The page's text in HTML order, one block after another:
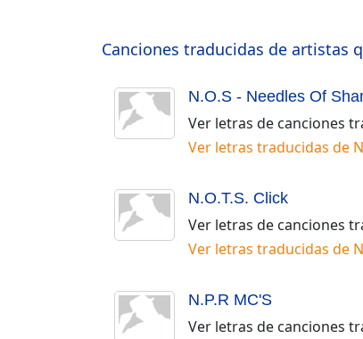
Canciones traducidas de artistas
N.O.S - Needles Of
Ver letras de canciones
Ver letras traducidas de
N.O.T.S. Click
Ver letras de canciones
Ver letras traducidas de
N.P.R MC'S
Ver letras de canciones